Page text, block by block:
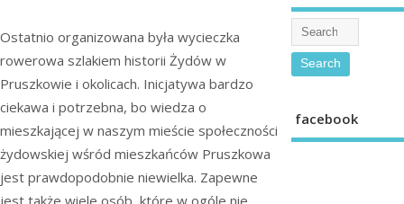
Ostatnio organizowana była wycieczka
rowerowa szlakiem historii Żydów w
Pruszkowie i okolicach. Inicjatywa bardzo
ciekawa i potrzebna, bo wiedza o
mieszkającej w naszym mieście społeczności
żydowskiej wśród mieszkańców Pruszkowa
jest prawdopodobnie niewielka. Zapewne
facebook